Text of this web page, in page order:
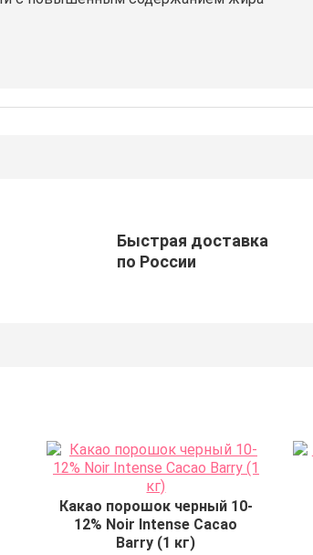
Быстрая доставка
по России
Какао порошок черный 10-
12% Noir Intense Cacao
Barry (1 кг)